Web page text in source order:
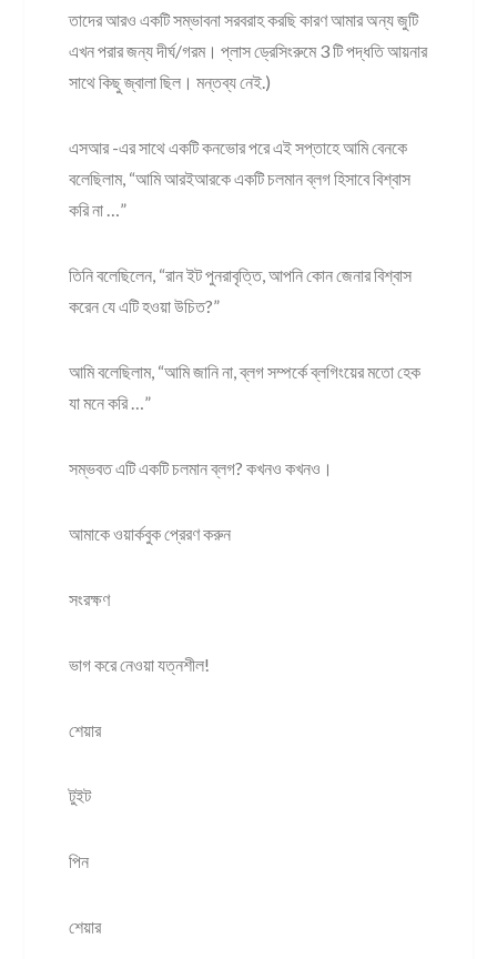
তাদের আরও একটি সম্ভাবনা সরবরাহ করছি কারণ আমার অন্য জুটি
এখন পরার জন্য দীর্ঘ/গরম। প্লাস ড্রেসিংরুমে 3 টি পদ্ধতি আয়নার
সাথে কিছু জ্বালা ছিল। মন্তব্য নেই.)
এসআর -এর সাথে একটি কনভোর পরে এই সপ্তাহে আমি বেনকে
বলেছিলাম, “আমি আরইআরকে একটি চলমান ব্লগ হিসাবে বিশ্বাস
করি না …”
তিনি বলেছিলেন, “রান ইট পুনরাবৃত্তি, আপনি কোন জেনার বিশ্বাস
করেন যে এটি হওয়া উচিত?”
আমি বলেছিলাম, “আমি জানি না, ব্লগ সম্পর্কে ব্লগিংয়ের মতো হেক
যা মনে করি …”
সম্ভবত এটি একটি চলমান ব্লগ? কখনও কখনও।
আমাকে ওয়ার্কবুক প্রেরণ করুন
সংরক্ষণ
ভাগ করে নেওয়া যত্নশীল!
শেয়ার
টুইট
পিন
শেয়ার